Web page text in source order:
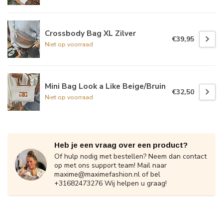
Crossbody Bag XL Zilver
Niet op voorraad
€39,95
Mini Bag Look a Like Beige/Bruin
Niet op voorraad
€32,50
Heb je een vraag over een product?
Of hulp nodig met bestellen? Neem dan contact
op met ons support team! Mail naar
maxime@maximefashion.nl of bel
+31682473276 Wij helpen u graag!